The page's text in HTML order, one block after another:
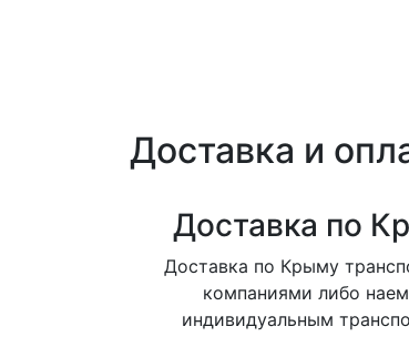
Доставка и
Доставка по
Доставка по Крыму
компаниями либо
индивидуальным